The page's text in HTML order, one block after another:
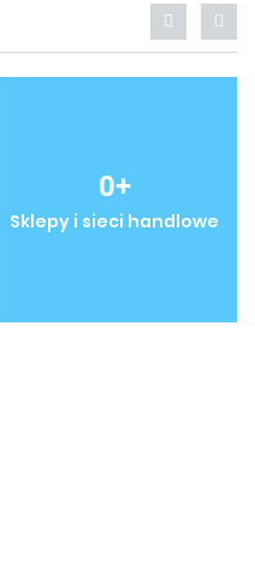
0+
Sklepy i sieci handlowe